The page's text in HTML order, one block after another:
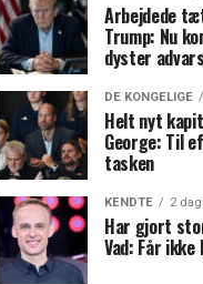
Arbejdede
Trump: Nu
dyster
DE KONGELIGE
Helt nyt
George: Til
tasken
KENDTE 2
Har gjort
Vad: Får